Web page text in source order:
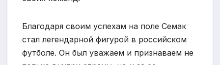
Благодаря своим успехам на поле Семак
стал легендарной фигурой в российском
футболе. Он был уважаем и признаваем не